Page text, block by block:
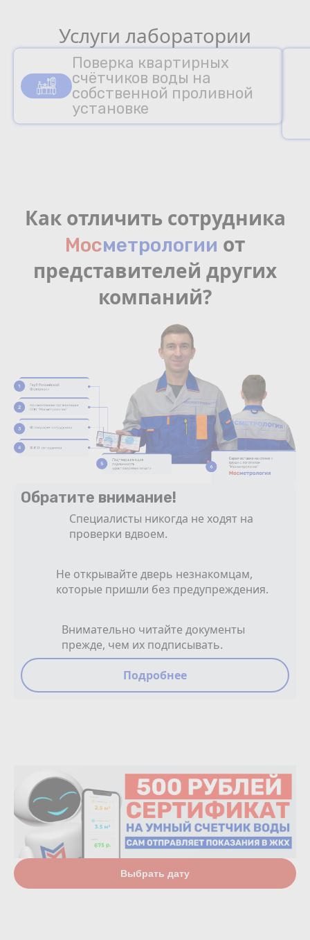
Услуги лаборатории
Поверка квартирных
счётчиков воды на
собственной проливной
установке
Как отличить сотрудника
Мосмeтрологии от
представителей других
компаний?
Обратите внимание!
Специалисты никогда не ходят на
проверки вдвоем.
Не открывайте дверь незнакомцам,
которые пришли без предупреждения.
Внимательно читайте документы
прежде, чем их подписывать.
Подробнее
Выбрать дату